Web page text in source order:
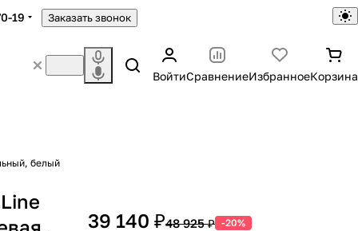
19 Заказать звонок
ВойтиСравнениеИзбранноеКорзина
белый
39 140 ₽48 925 ₽ -20%